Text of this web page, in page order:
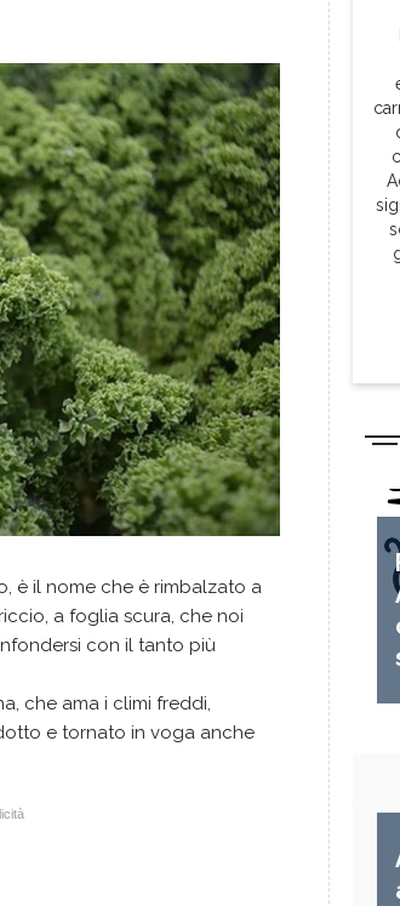
è il nome che è rimbalzato a
a foglia scura, che noi
con il tanto più
che ama i climi freddi,
e tornato in voga anche